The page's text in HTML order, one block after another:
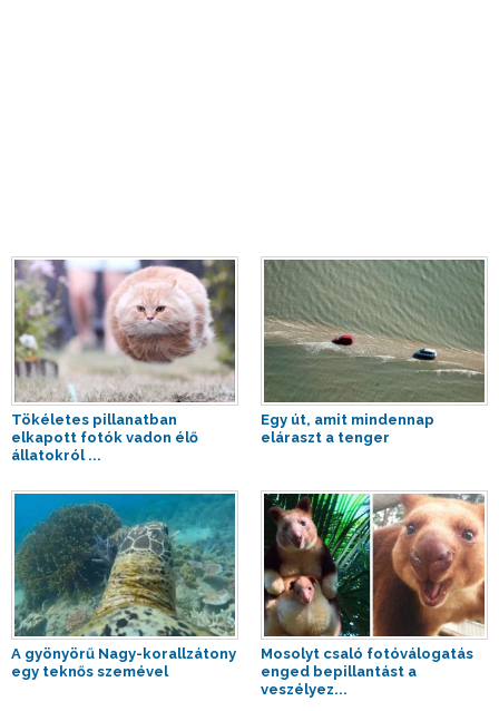
Tökéletes pillanatban
elkapott fotók vadon élő
állatokról ...
Egy út, amit mindennap
eláraszt a tenger
A gyönyörű Nagy-korallzátony
egy teknős szemével
Mosolyt csaló fotóválogatás
enged bepillantást a
veszélyez...